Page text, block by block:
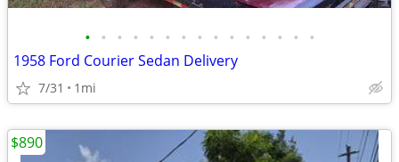
• • • • • • • • • • • • • • •
1958 Ford Courier Sedan Delivery
7/31 1mi
$890